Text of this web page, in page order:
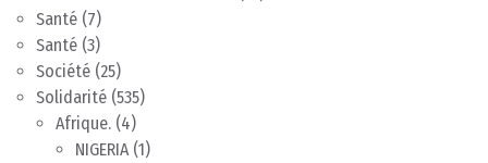
Santé (7)
Santé (3)
Société (25)
Solidarité (535)
Afrique. (4)
NIGERIA (1)